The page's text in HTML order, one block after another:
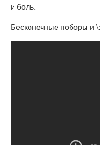
и боль.
Бесконечные поборы и \: